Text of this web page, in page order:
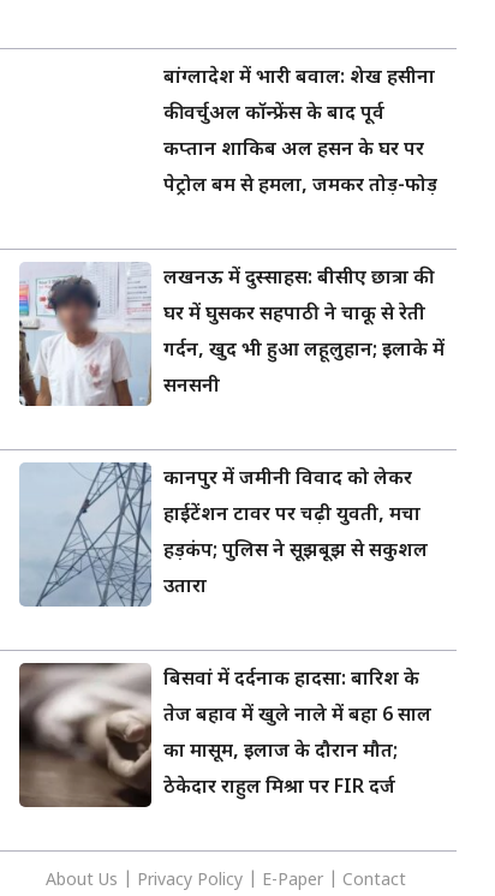
बांग्लादेश में भारी बवाल: शेख हसीना
की वर्चुअल कॉन्फ्रेंस के बाद पूर्व
कप्तान शाकिब अल हसन के घर पर
पेट्रोल बम से हमला, जमकर तोड़-फोड़
लखनऊ में दुस्साहस: बीसीए छात्रा की
घर में घुसकर सहपाठी ने चाकू से रेती
गर्दन, खुद भी हुआ लहूलुहान; इलाके में
सनसनी
कानपुर में जमीनी विवाद को लेकर
हाईटेंशन टावर पर चढ़ी युवती, मचा
हड़कंप; पुलिस ने सूझबूझ से सकुशल
उतारा
बिसवां में दर्दनाक हादसा: बारिश के
तेज बहाव में खुले नाले में बहा 6 साल
का मासूम, इलाज के दौरान मौत;
ठेकेदार राहुल मिश्रा पर FIR दर्ज
About Us Privacy Policy E-Paper Contact